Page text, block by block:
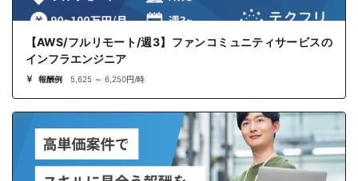
【AWS/フルリモート/週3】ファンコミュニティサービスの
インフラエンジニア
報酬例 5,625 ～ 6,250円/時